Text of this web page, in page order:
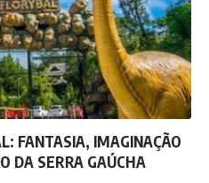
FANTASIA, IMAGINAÇÃO
DA SERRA GAÚCHA